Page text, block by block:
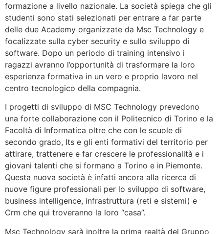
formazione a livello nazionale. La società spiega che gli
studenti sono stati selezionati per entrare a far parte
delle due Academy organizzate da Msc Technology e
focalizzate sulla cyber security e sullo sviluppo di
software. Dopo un periodo di training intensivo i
ragazzi avranno l’opportunità di trasformare la loro
esperienza formativa in un vero e proprio lavoro nel
centro tecnologico della compagnia.
I progetti di sviluppo di MSC Technology prevedono
una forte collaborazione con il Politecnico di Torino e la
Facoltà di Informatica oltre che con le scuole di
secondo grado, Its e gli enti formativi del territorio per
attirare, trattenere e far crescere le professionalità e i
giovani talenti che si formano a Torino e in Piemonte.
Questa nuova società è infatti ancora alla ricerca di
nuove figure professionali per lo sviluppo di software,
business intelligence, infrastruttura (reti e sistemi) e
Crm che qui troveranno la loro “casa”.
Msc Technology sarà inoltre la prima realtà del Gruppo